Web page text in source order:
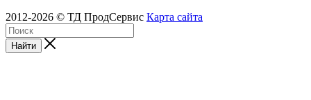
2012-2026 © ТД ПродСервис Карта сайта
Найти